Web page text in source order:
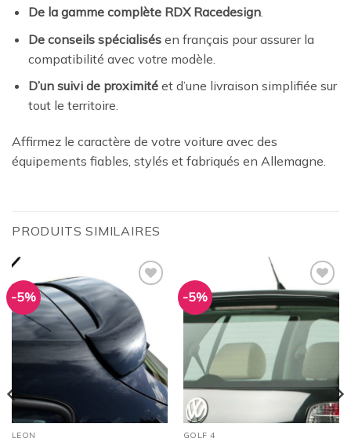
De la gamme complète RDX Racedesign.
De conseils spécialisésen français pour assurer la
compatibilité avec votre modèle.
D’un suivi de proximitéet d’une livraison simplifiée sur
tout le territoire.
Affirmez le caractère de votre voiture avec des
équipements fiables, stylés et fabriqués en Allemagne.
PRODUITS SIMILAIRES
-5%
Ajouter
à la
wishlist
LEON
-5%
Ajouter
à la
wishlist
GOLF 4